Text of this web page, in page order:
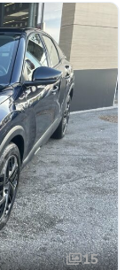
15